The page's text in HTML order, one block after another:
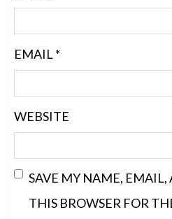
EMAIL*
WEBSITE
SAVE MY NAME,
THIS BROWSER FOR